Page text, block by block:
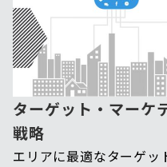
ターゲット・マーケ
戦略
エリアに最適なターゲッ